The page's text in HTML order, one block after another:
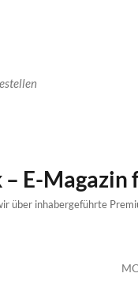
E-
über inhabergeführte